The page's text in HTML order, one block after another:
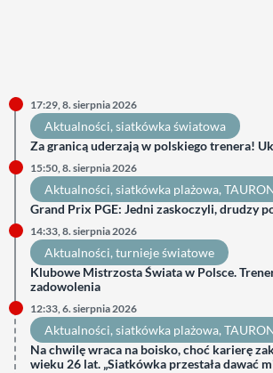
17:29, 8. sierpnia 2026
Aktualności, siatkówka światowa
Za granicą uderzają w polskiego trenera!
15:50, 8. sierpnia 2026
Aktualności, siatkówka plażowa,
Grand Prix PGE: Jedni zaskoczyli, drudzy
14:33, 8. sierpnia 2026
Aktualności, turnieje światowe
Klubowe Mistrzosta Świata w Polsce.
zadowolenia
12:33, 6. sierpnia 2026
Aktualności, siatkówka plażowa,
Na chwilę wraca na boisko, choć karierę
wieku 26 lat. „Siatkówka przestała dawać